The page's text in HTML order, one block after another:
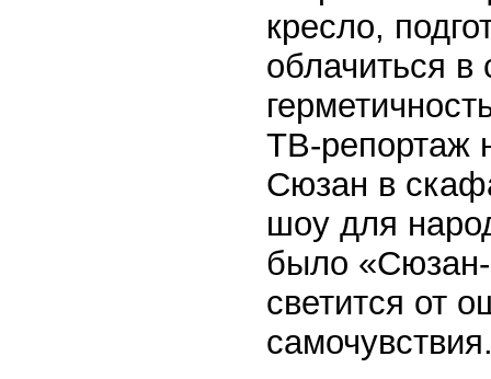
кресло,
облачиться
ТВ-репортаж
Сюзан в
шоу для
было
светится от